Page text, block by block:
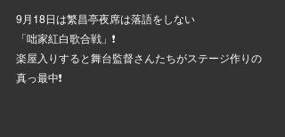
9月18日は繁昌亭夜席は落語をしない
「咄家紅白歌合戦」❗
楽屋入りすると舞台監督さんたちがステージ作りの
真っ最中❗